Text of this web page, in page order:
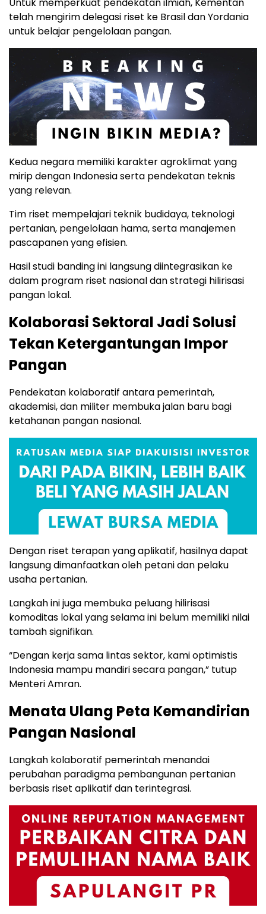
telah mengirim delegasi riset ke Brasil dan Yordania
untuk belajar pengelolaan pangan.
Kedua negara memiliki karakter agroklimat yang
mirip dengan Indonesia serta pendekatan teknis
yang relevan.
Tim riset mempelajari teknik budidaya, teknologi
pertanian, pengelolaan hama, serta manajemen
pascapanen yang efisien.
Hasil studi banding ini langsung diintegrasikan ke
dalam program riset nasional dan strategi hilirisasi
pangan lokal.
Kolaborasi Sektoral Jadi Solusi
Tekan Ketergantungan Impor
Pangan
Pendekatan kolaboratif antara pemerintah,
akademisi, dan militer membuka jalan baru bagi
ketahanan pangan nasional.
Dengan riset terapan yang aplikatif, hasilnya dapat
langsung dimanfaatkan oleh petani dan pelaku
usaha pertanian.
Langkah ini juga membuka peluang hilirisasi
komoditas lokal yang selama ini belum memiliki nilai
tambah signifikan.
“Dengan kerja sama lintas sektor, kami optimistis
Indonesia mampu mandiri secara pangan,” tutup
Menteri Amran.
Menata Ulang Peta Kemandirian
Pangan Nasional
Langkah kolaboratif pemerintah menandai
perubahan paradigma pembangunan pertanian
berbasis riset aplikatif dan terintegrasi.